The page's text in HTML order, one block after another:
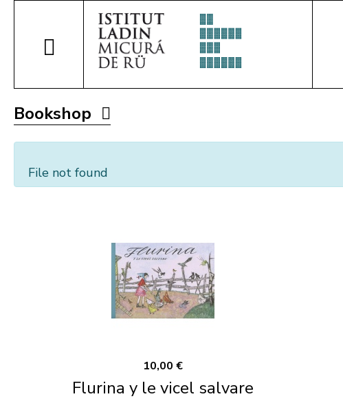
Bookshop
File not found
10,00 €
Flurina y le vicel salvare